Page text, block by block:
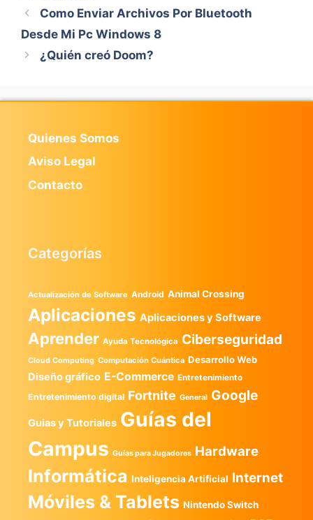
Como Enviar Archivos Por Bluetooth
Desde Mi Pc Windows 8
¿Quién creó Doom?
Quienes Somos
Aviso Legal
Contacto
Categorías
Actualización de Software Android Animal Crossing
Aplicaciones Aplicaciones y Software
Aprender Ayuda Tecnológica Ciberseguridad
Cloud Computing Computación Cuántica Desarrollo Web
Diseño gráfico E-Commerce Entretenimiento
Entretenimiento digital Fortnite General Google
Guias y Tutoriales Guías del
Campus Guías para Jugadores Hardware
Informática Inteligencia Artificial Internet
Móviles & Tablets Nintendo Switch